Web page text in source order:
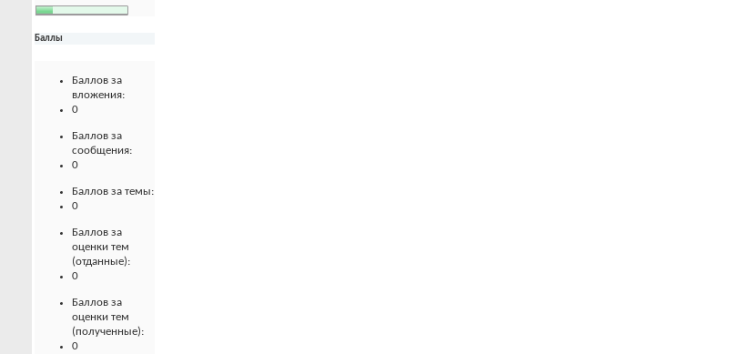
Баллы
Баллов за
вложения:
0
Баллов за
сообщения:
0
Баллов за темы:
0
Баллов за
оценки тем
(отданные):
0
Баллов за
оценки тем
(полученные):
0